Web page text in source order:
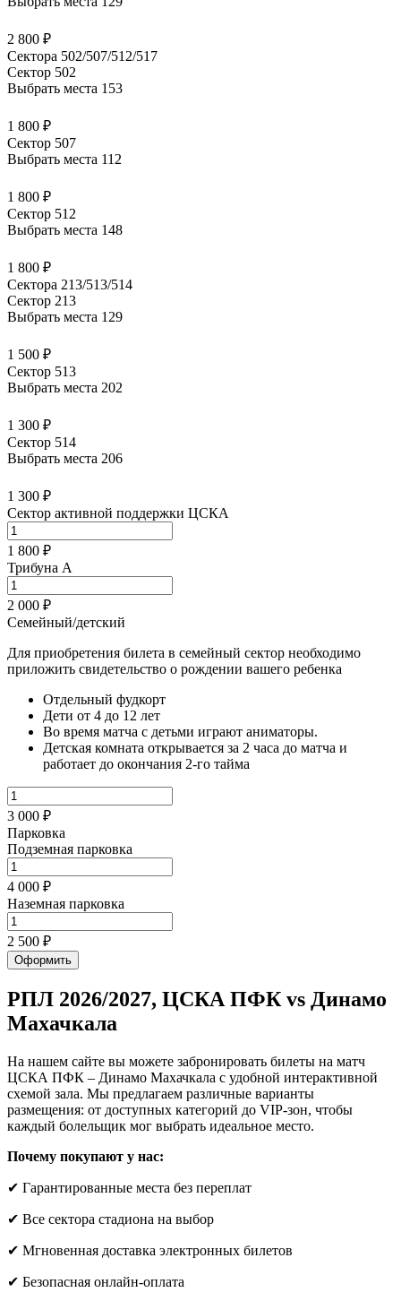
2 800 ₽
Сектора 502/507/512/517
Сектор 502
Выбрать места 153
1 800 ₽
Сектор 507
Выбрать места 112
1 800 ₽
Сектор 512
Выбрать места 148
1 800 ₽
Сектора 213/513/514
Сектор 213
Выбрать места 129
1 500 ₽
Сектор 513
Выбрать места 202
1 300 ₽
Сектор 514
Выбрать места 206
1 300 ₽
Сектор активной поддержки ЦСКА
1 800 ₽
Трибуна А
2 000 ₽
Семейный/детский
Для приобретения билета в семейный сектор необходимо
приложить свидетельство о рождении вашего ребенка
Отдельный фудкорт
Дети от 4 до 12 лет
Во время матча с детьми играют аниматоры.
Детская комната открывается за 2 часа до матча и
работает до окончания 2-го тайма
3 000 ₽
Парковка
Подземная парковка
4 000 ₽
Наземная парковка
2 500 ₽
Оформить
РПЛ 2026/2027, ЦСКА ПФК vs Динамо
Махачкала
На нашем сайте вы можете забронировать билеты на матч
ЦСКА ПФК – Динамо Махачкала с удобной интерактивной
схемой зала. Мы предлагаем различные варианты
размещения: от доступных категорий до VIP-зон, чтобы
каждый болельщик мог выбрать идеальное место.
Почему покупают у нас:
✔ Гарантированные места без переплат
✔ Все сектора стадиона на выбор
✔ Мгновенная доставка электронных билетов
✔ Безопасная онлайн-оплата